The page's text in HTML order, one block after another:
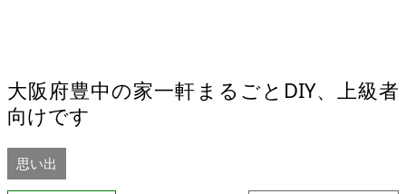
大阪府豊中の家一軒まるごとDIY、上級者
向けです
思い出